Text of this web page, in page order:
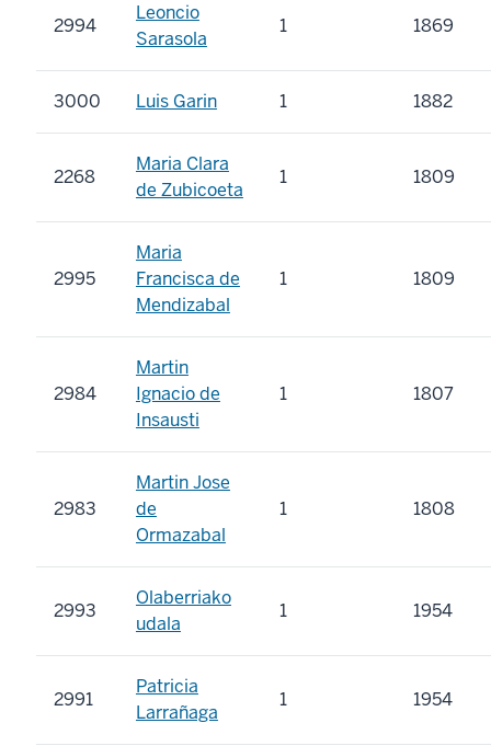
2994
Leoncio
Sarasola
1 1869
3000 Luis Garin 1 1882
2268
Maria Clara
de Zubicoeta
1 1809
2995
Maria
Francisca de
Mendizabal
1 1809
2984
Martin
Ignacio de
Insausti
1 1807
2983
Martin Jose
de
Ormazabal
1 1808
2993
Olaberriako
udala
1 1954
2991
Patricia
Larrañaga
1 1954